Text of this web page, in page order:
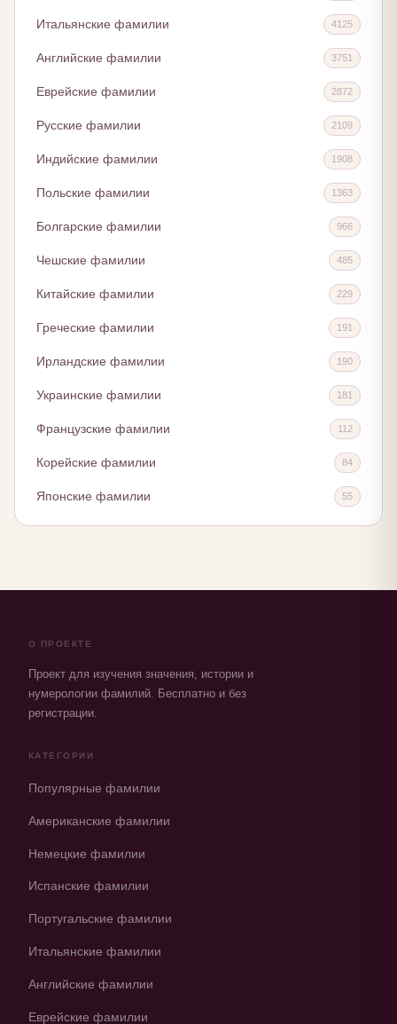
Итальянские фамилии 4125
Английские фамилии 3751
Еврейские фамилии 2872
Русские фамилии 2109
Индийские фамилии 1908
Польские фамилии 1363
Болгарские фамилии 966
Чешские фамилии 485
Китайские фамилии 229
Греческие фамилии 191
Ирландские фамилии 190
Украинские фамилии 181
Французские фамилии 112
Корейские фамилии 84
Японские фамилии 55
О ПРОЕКТЕ
Проект для изучения значения, истории и
нумерологии фамилий. Бесплатно и без
регистрации.
КАТЕГОРИИ
Популярные фамилии
Американские фамилии
Немецкие фамилии
Испанские фамилии
Португальские фамилии
Итальянские фамилии
Английские фамилии
Еврейские фамилии